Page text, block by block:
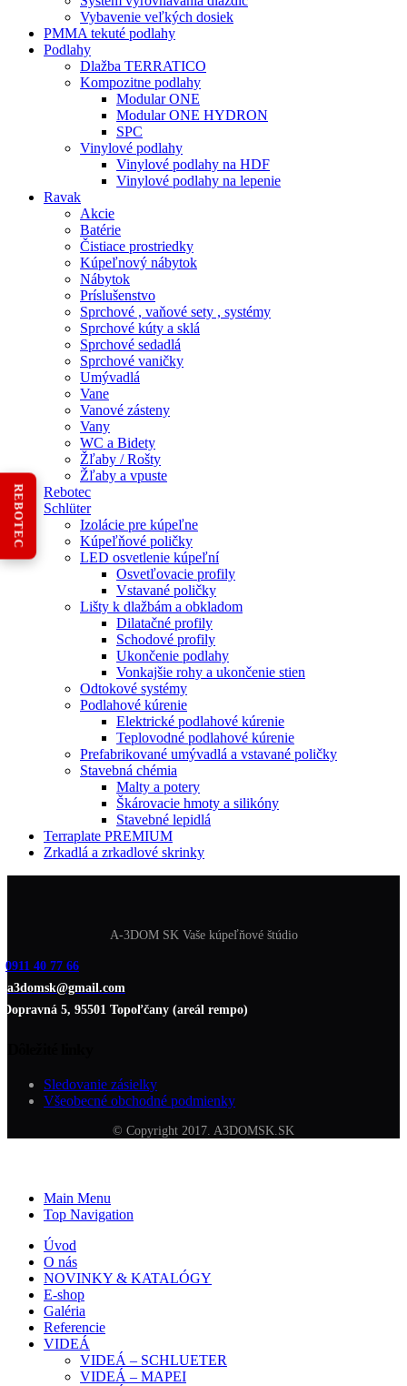
Vybavenie veľkých dosiek
PMMA tekuté podlahy
Podlahy
Dlažba TERRATICO
Kompozitne podlahy
Modular ONE
Modular ONE HYDRON
SPC
Vinylové podlahy
Vinylové podlahy na HDF
Vinylové podlahy na lepenie
Ravak
Akcie
Batérie
Čistiace prostriedky
Kúpeľnový nábytok
Nábytok
Príslušenstvo
Sprchové , vaňové sety , systémy
Sprchové kúty a sklá
Sprchové sedadlá
Sprchové vaničky
Umývadlá
Vane
Vanové zásteny
Vany
WC a Bidety
Žľaby / Rošty
Žľaby a vpuste
Rebotec
Schlüter
Izolácie pre kúpeľne
Kúpeľňové poličky
LED osvetlenie kúpeľní
Osvetľovacie profily
Vstavané poličky
Lišty k dlažbám a obkladom
Dilatačné profily
Schodové profily
Ukončenie podlahy
Vonkajšie rohy a ukončenie stien
Odtokové systémy
Podlahové kúrenie
Elektrické podlahové kúrenie
Teplovodné podlahové kúrenie
Prefabrikované umývadlá a vstavané poličky
Stavebná chémia
Malty a potery
Škárovacie hmoty a silikóny
Stavebné lepidlá
Terraplate PREMIUM
Zrkadlá a zrkadlové skrinky
A-3DOM SK Vaše kúpeľňové štúdio
0911 40 77 66
a3domsk@gmail.com
Dopravná 5, 95501 Topoľčany (areál rempo)
Sledovanie zásielky
Všeobecné obchodné podmienky
© Copyright 2017. A3DOMSK.SK
Main Menu
Top Navigation
Úvod
O nás
NOVINKY & KATALÓGY
E-shop
Galéria
Referencie
VIDEÁ
VIDEÁ – SCHLUETER
VIDEÁ – MAPEI
REBOTEC